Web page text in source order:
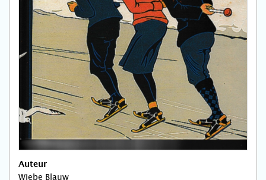
Auteur
Wiebe Blauw